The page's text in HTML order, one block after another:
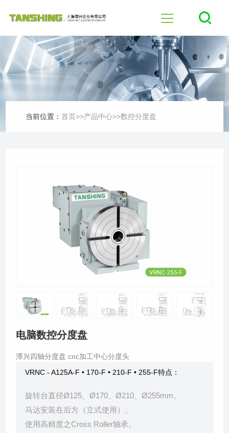
首页
四轴
五轴
新闻中心
资料下载
关于我们
当前位置：首页>>产品中心>>数控分度盘
电脑数控分度盘
潭兴四轴分度盘 cnc加工中心分度头
VRNC - A125A-F • 170-F • 210-F • 255-F特点：
旋转台直径Ø125、Ø170、Ø210、Ø255mm。
马达安装在后方（立式使用）。
使用高精度之Cross Roller轴承。